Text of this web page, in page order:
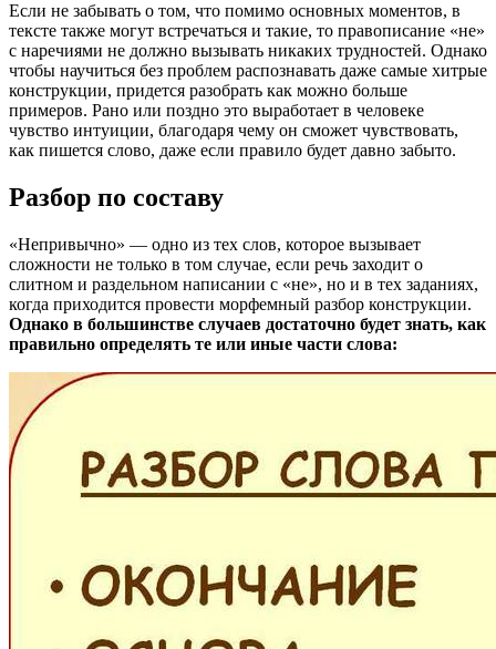
Если не забывать о том, что помимо основных моментов, в
тексте также могут встречаться и такие, то правописание «не»
с наречиями не должно вызывать никаких трудностей. Однако
чтобы научиться без проблем распознавать даже самые хитрые
конструкции, придется разобрать как можно больше
примеров. Рано или поздно это выработает в человеке
чувство интуиции, благодаря чему он сможет чувствовать,
как пишется слово, даже если правило будет давно забыто.
Разбор по составу
«Непривычно» — одно из тех слов, которое вызывает
сложности не только в том случае, если речь заходит о
слитном и раздельном написании с «не», но и в тех заданиях,
когда приходится провести морфемный разбор конструкции.
Однако в большинстве случаев достаточно будет знать, как
правильно определять те или иные части слова: